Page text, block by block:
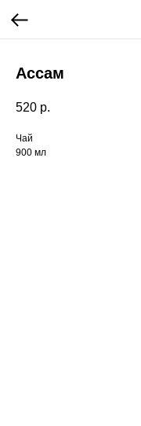
Ассам
520 р.
Чай
900 мл